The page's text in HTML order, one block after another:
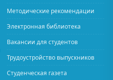
Методические рекомендации
Электронная библиотека
Вакансии для студентов
Трудоустройство выпускников
Студенческая газета